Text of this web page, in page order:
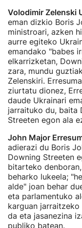
Volodimir Zelenski
eman dizkio Boris
ministroari, azken
aurre egiteko
emandako "babes
elkarrizketan,
zara, mundu
Zelenskiri.
ziurtatu dionez,
daude Ukrainari
jarraituko du, baita
Streeten egon ala
John Major
adierazi du Boris
Downing Streeten
bitarteko
beharko lukeela;
alde" joan behar
eta parlamentuko
karguan
da eta jasanezina
publiko batean.